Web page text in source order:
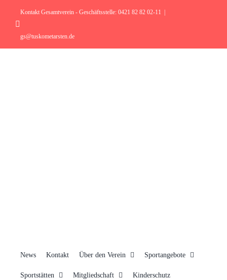
springen
Kontakt Gesamtverein - Geschäftsstelle: 0421 82 82 02-11
gs@tuskometarsten.de
News Kontakt Über den Verein Sportangebote
Sportstätten Mitgliedschaft Kinderschutz